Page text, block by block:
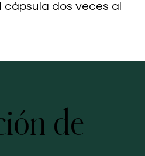
cápsula dos veces al
de